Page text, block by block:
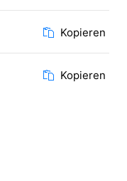
Kopieren
Kopieren